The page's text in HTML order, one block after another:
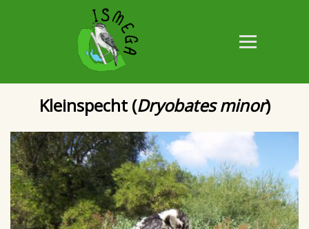
Kleinspecht (Dryobates minor)